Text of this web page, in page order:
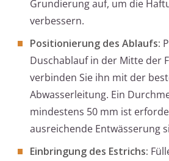
Grundierung auf, um die
verbessern.
Positionierung des Ablaufs:
Duschablauf in der Mitte der
verbinden Sie ihn mit der
Abwasserleitung. Ein
mindestens 50 mm ist
ausreichende Entwässerung
Einbringung des Estrichs: